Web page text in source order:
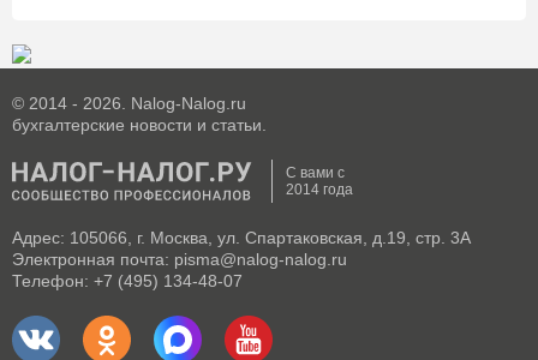
© 2014 - 2026. Nalog-Nalog.ru
бухгалтерские новости и статьи.
С вами с
2014 года
Адрес: 105066, г. Москва, ул. Спартаковская, д.19, стр. 3А
Электронная почта: pisma@nalog-nalog.ru
Телефон: +7 (495) 134-48-07